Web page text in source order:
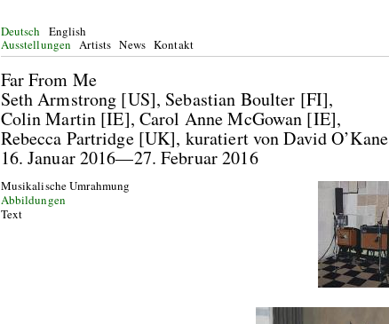
Deutsch
English
Ausstellungen Artists News Kontakt
Far From Me
Seth Armstrong [US], Sebastian Boulter [FI],
Colin Martin [IE], Carol Anne McGowan [IE],
Rebecca Partridge [UK], kuratiert von David O’Kane
16. Januar 2016—27. Februar 2016
Musikalische Umrahmung
Abbildungen
Text